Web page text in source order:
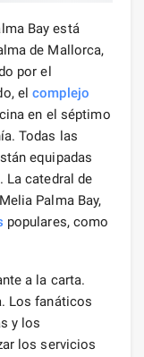
Bay está
de Mallorca,
por el
elcomplejo
en el séptimo
Todas las
equipadas
La catedral de
Palma Bay,
populares, como
a la carta.
Los fanáticos
y los
los servicios